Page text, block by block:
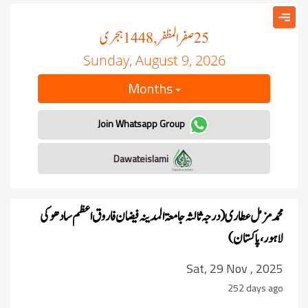
25صفر المظفر, 1448 ہجری
Sunday, August 9, 2026
Months
Join Whatsapp Group
محمد مزمل عطاری (درجہ ثالثہ جامعۃ المدینہ فیضان فاروق اعظم سادھو کی
لاہور ،پاکستان)
Sat, 29 Nov , 2025
252 days ago